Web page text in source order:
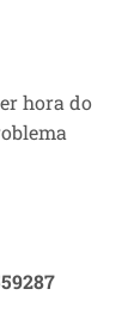
hora do